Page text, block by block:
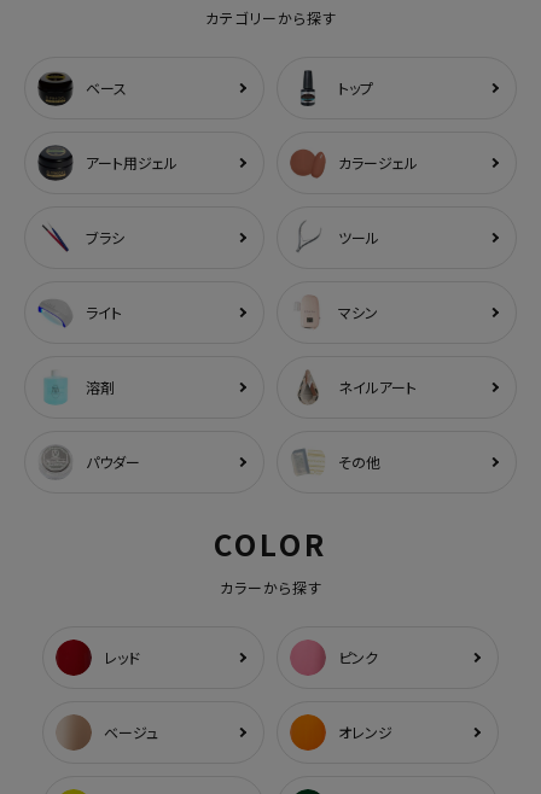
カテゴリーから探す
ベース トップ
アート用ジェル カラージェル
ブラシ ツール
ライト マシン
溶剤 ネイルアート
パウダー その他
COLOR
カラーから探す
レッド ピンク
ベージュ オレンジ